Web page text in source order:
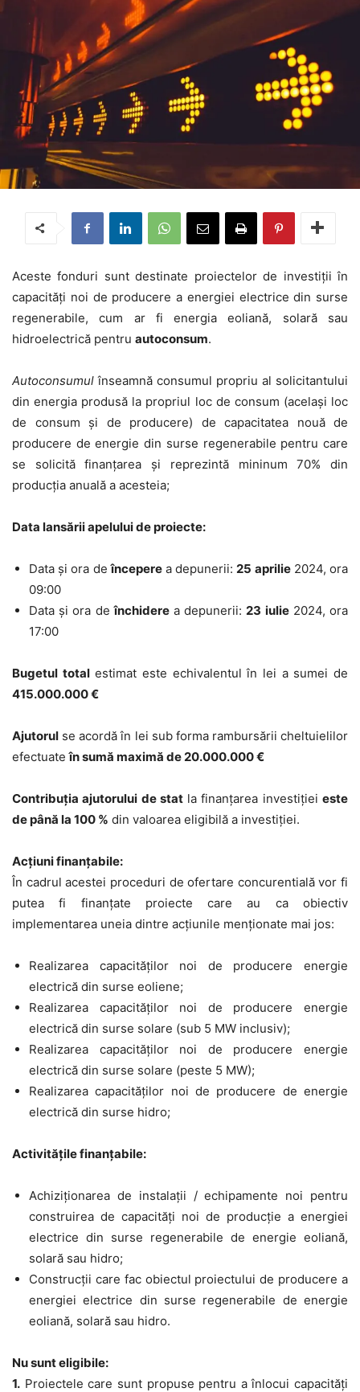
Aceste fonduri sunt destinate proiectelor de investiții în
capacități noi de producere a energiei electrice din surse
regenerabile, cum ar fi energia eoliană, solară sau
hidroelectrică pentru autoconsum.
Autoconsumul înseamnă consumul propriu al solicitantului
din energia produsă la propriul loc de consum (același loc
de consum și de producere) de capacitatea nouă de
producere de energie din surse regenerabile pentru care
se solicită finanțarea și reprezintă mininum 70% din
producția anuală a acesteia;
Data lansăriiapelului de proiecte:
Data și ora deîncepere a depunerii: 25 aprilie2024, ora
09:00
Data și ora deînchidere a depunerii: 23 iulie2024, ora
17:00
Bugetul totalestimat este echivalentul în lei a sumei de
415.000.000€
Ajutorul se acordă în lei sub forma rambursării cheltuielilor
efectuateîn sumă maximă de 20.000.000€
Contribuția ajutorului de statla finanțarea investițieieste
depână la 100 % din valoarea eligibilă a investiției.
Acțiuni finanțabile:
În cadrul acestei proceduri de ofertare concurentială vor fi
putea fi finanțate proiecte care au ca obiectiv
implementarea uneia dintre acțiunile menționate mai jos:
Realizarea capacităţilor noi de producere energie
electrică din surse eoliene;
Realizarea capacităţilor noi de producere energie
electrică din surse solare (sub 5 MW inclusiv);
Realizarea capacităţilor noi de producere energie
electrică din surse solare (peste 5 MW);
Realizarea capacităţilor noi de producere de energie
electrică din surse hidro;
Activitățile finanțabile:
Achiziţionarea de instalaţii / echipamente noi pentru
construirea de capacități noi de producție a energiei
electrice din surse regenerabile de energie eoliană,
solară sau hidro;
Construcţii care fac obiectul proiectului de producere a
energiei electrice din surse regenerabile de energie
eoliană, solară sau hidro.
Nu sunt eligibile:
1. Proiectele care sunt propuse pentru a înlocui capacități